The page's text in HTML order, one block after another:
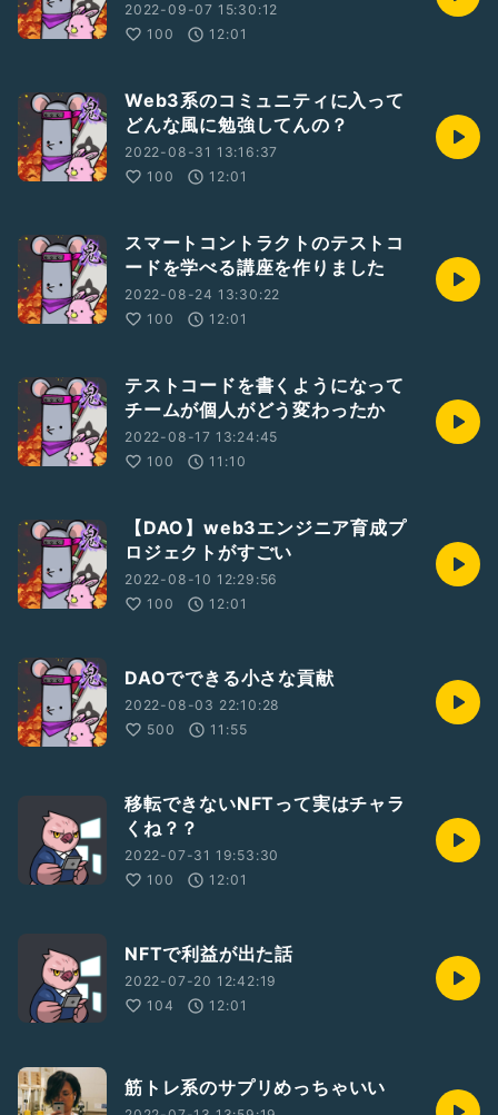
2022-09-07 15:30:12
100
12:01
Web3系のコミュニティに入って
どんな風に勉強してんの？
2022-08-31 13:16:37
100
12:01
スマートコントラクトのテストコ
ードを学べる講座を作りました
2022-08-24 13:30:22
100
12:01
テストコードを書くようになって
チームが個人がどう変わったか
2022-08-17 13:24:45
100
11:10
【DAO】web3エンジニア育成プ
ロジェクトがすごい
2022-08-10 12:29:56
100
12:01
DAOでできる小さな貢献
2022-08-03 22:10:28
500
11:55
移転できないNFTって実はチャラ
くね？？
2022-07-31 19:53:30
100
12:01
NFTで利益が出た話
2022-07-20 12:42:19
104
12:01
筋トレ系のサプリめっちゃいい